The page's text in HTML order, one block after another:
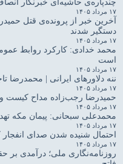
۱۷ مرداد ۱۴۰۵
دستگیر شدند
۱۷ مرداد ۱۴۰۵
محمد خدادی: کارکرد روابط
است
۱۷ مرداد ۱۴۰۵
ننه دلاورهای ایرانی | محمدرضا
۱۷ مرداد ۱۴۰۵
حمیدرضا رجب‌زاده مداح کیست
۱۷ مرداد ۱۴۰۵
محمدعلی سبحانی: پیمان مکه
۱۷ مرداد ۱۴۰۵
احتمال شنیده شدن صدای
۱۷ مرداد ۱۴۰۵
روزنامه‌نگاری ملی؛ درآمدی بر